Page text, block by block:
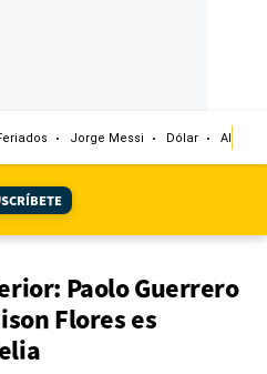
Jorge Messi Dólar Alianza
Paolo Guerrero
Flores es